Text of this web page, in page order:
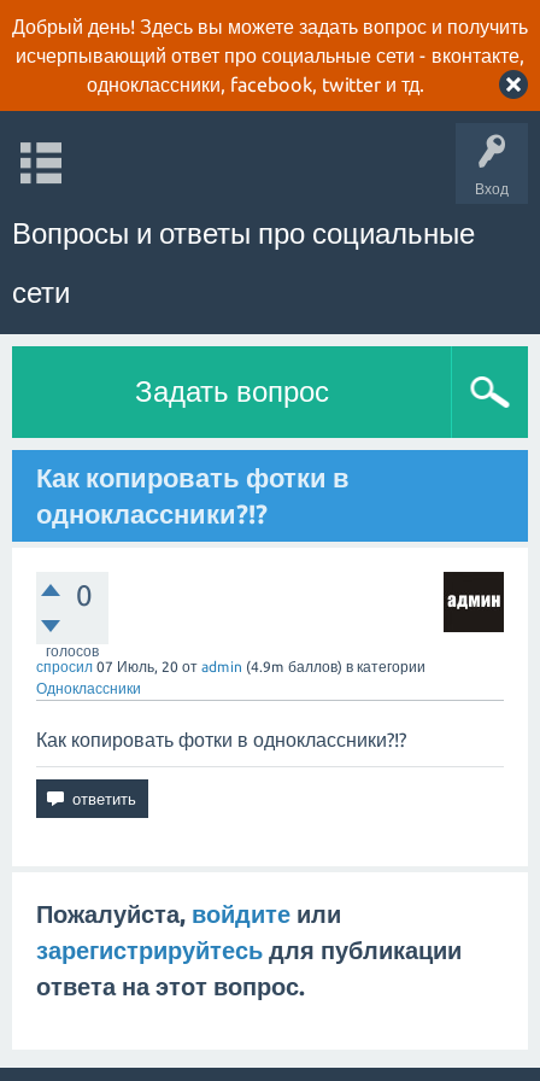
Добрый день! Здесь вы можете задать вопрос и получить
исчерпывающий ответ про социальные сети - вконтакте,
одноклассники, facebook, twitter и тд.
Вход
Вопросы и ответы про социальные
сети
Задать вопрос
Как копировать фотки в
одноклассники?!?
0
голосов
спросил 07 Июль, 20 от admin (4.9m баллов) в категории
Одноклассники
Как копировать фотки в одноклассники?!?
Пожалуйста, войдите или
зарегистрируйтесь для публикации
ответа на этот вопрос.